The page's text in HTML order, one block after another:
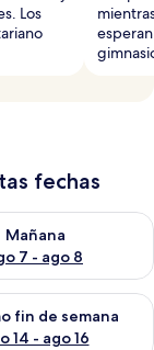
Los
fechas
7
Mañana
7 - ago 8
disponibilidad
ago 7 -
fin de semana
14 - ago 16
disponibilidad